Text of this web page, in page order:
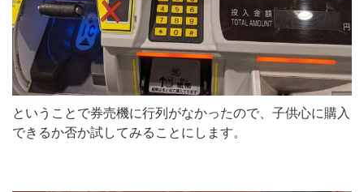
ということで券売機に行列がなかったので、子供心に購入
できるか否か試してみることにします。